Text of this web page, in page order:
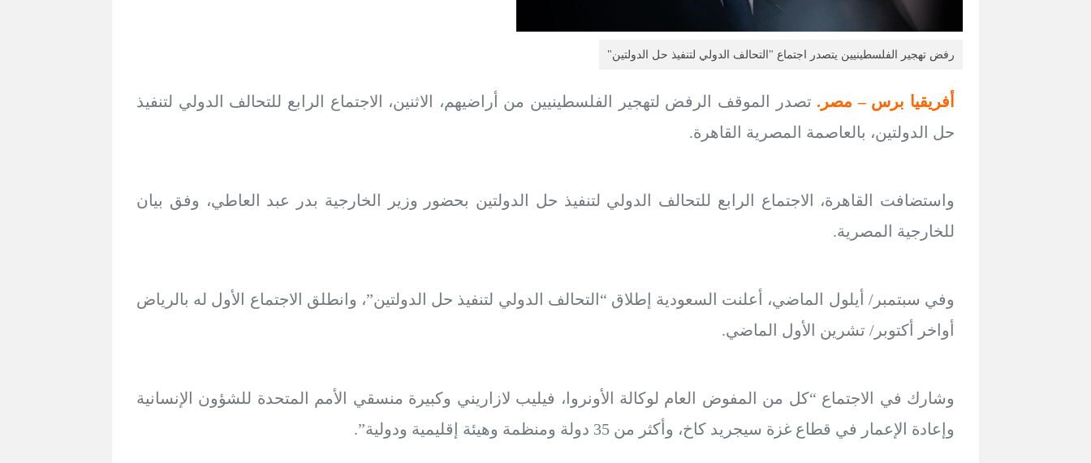
رفض تهجير الفلسطينيين يتصدر اجتماع "التحالف الدولي لتنفيذ حل الدولتين"
أفريقيا برس – مصر. تصدر الموقف الرفض لتهجير الفلسطينيين من أراضيهم، الاثنين، الاجتماع الرابع للتحالف الدولي لتنفيذ
حل الدولتين، بالعاصمة المصرية القاهرة.
واستضافت القاهرة، الاجتماع الرابع للتحالف الدولي لتنفيذ حل الدولتين بحضور وزير الخارجية بدر عبد العاطي، وفق بيان
للخارجية المصرية.
وفي سبتمبر/ أيلول الماضي، أعلنت السعودية إطلاق “التحالف الدولي لتنفيذ حل الدولتين”، وانطلق الاجتماع الأول له بالرياض
أواخر أكتوبر/ تشرين الأول الماضي.
وشارك في الاجتماع “كل من المفوض العام لوكالة الأونروا، فيليب لازاريني وكبيرة منسقي الأمم المتحدة للشؤون الإنسانية
وإعادة الإعمار في قطاع غزة سيجريد كاخ، وأكثر من 35 دولة ومنظمة وهيئة إقليمية ودولية”.